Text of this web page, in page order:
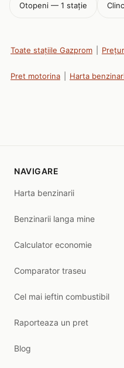
Otopeni — 1 stație
Toate stațiile Gazprom
Pret motorina Harta
NAVIGARE
Harta benzinarii
Benzinarii langa mine
Calculator economie
Comparator traseu
Cel mai ieftin combustibil
Raporteaza un pret
Blog